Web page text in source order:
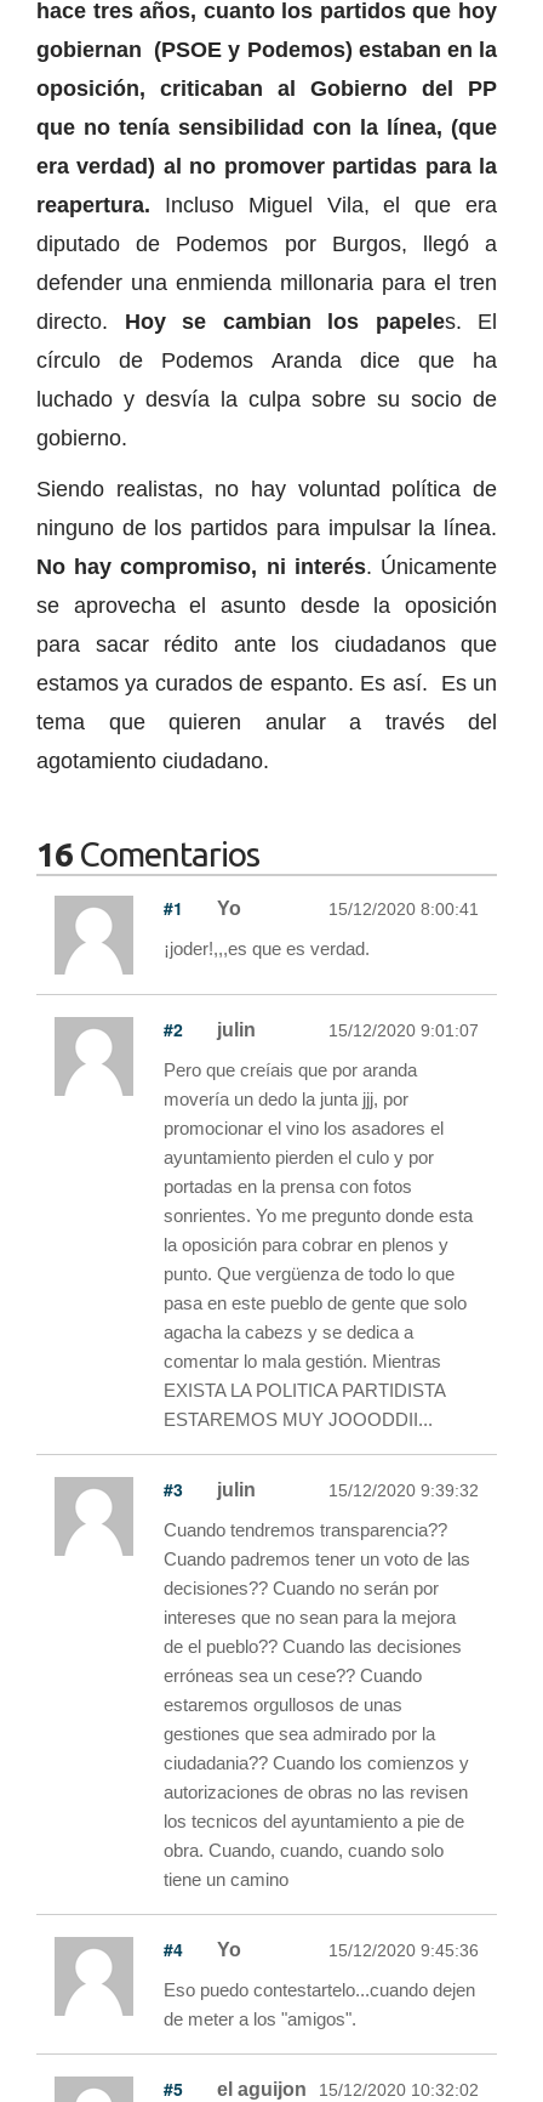
hace tres años, cuanto los partidos que hoy
gobiernan (PSOE y Podemos) estaban en la
oposición, criticaban al Gobierno del PP
que no tenía sensibilidad con la línea, (que
era verdad) al no promover partidas para la
reapertura. Incluso Miguel Vila, el que era
diputado de Podemos por Burgos, llegó a
defender una enmienda millonaria para el tren
directo. Hoy se cambian los papeles. El
círculo de Podemos Aranda dice que ha
luchado y desvía la culpa sobre su socio de
gobierno.
Siendo realistas, no hay voluntad política de
ninguno de los partidos para impulsar la línea.
No hay compromiso, ni interés. Únicamente
se aprovecha el asunto desde la oposición
para sacar rédito ante los ciudadanos que
estamos ya curados de espanto. Es así. Es un
tema que quieren anular a través del
agotamiento ciudadano.
16 Comentarios
#1 Yo 15/12/2020 8:00:41
¡joder!,,,es que es verdad.
#2 julin 15/12/2020 9:01:07
Pero que creíais que por aranda
movería un dedo la junta jjj, por
promocionar el vino los asadores el
ayuntamiento pierden el culo y por
portadas en la prensa con fotos
sonrientes. Yo me pregunto donde esta
la oposición para cobrar en plenos y
punto. Que vergüenza de todo lo que
pasa en este pueblo de gente que solo
agacha la cabezs y se dedica a
comentar lo mala gestión. Mientras
EXISTA LA POLITICA PARTIDISTA
ESTAREMOS MUY JOOODDII...
#3 julin 15/12/2020 9:39:32
Cuando tendremos transparencia??
Cuando padremos tener un voto de las
decisiones?? Cuando no serán por
intereses que no sean para la mejora
de el pueblo?? Cuando las decisiones
erróneas sea un cese?? Cuando
estaremos orgullosos de unas
gestiones que sea admirado por la
ciudadania?? Cuando los comienzos y
autorizaciones de obras no las revisen
los tecnicos del ayuntamiento a pie de
obra. Cuando, cuando, cuando solo
tiene un camino
#4 Yo 15/12/2020 9:45:36
Eso puedo contestartelo...cuando dejen
de meter a los "amigos".
#5 el aguijon 15/12/2020 10:32:02